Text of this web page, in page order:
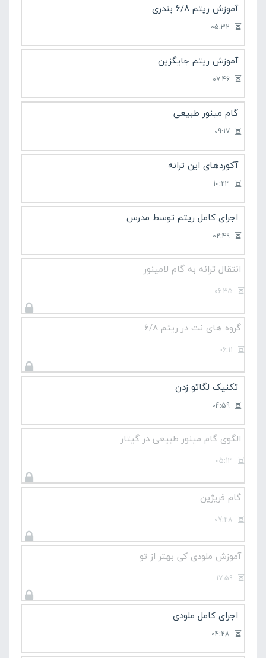
آموزش ریتم 6/8 بندری
آموزش ریتم جایگزین
گام مینور طبیعی
آکوردهای این ترانه
اجرای کامل ریتم توسط مدرس
انتقال ترانه به گام لامینور
گروه های نت در ریتم 6/8
تکنیک لگاتو زدن
الگوی گام مینور طبیعی در گیتار
گام فریژین
آموزش ملودی کی بهتر از تو
اجرای کامل ملودی